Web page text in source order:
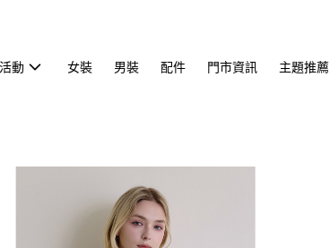
動 女裝 男裝 配件 門市資訊 主題推薦